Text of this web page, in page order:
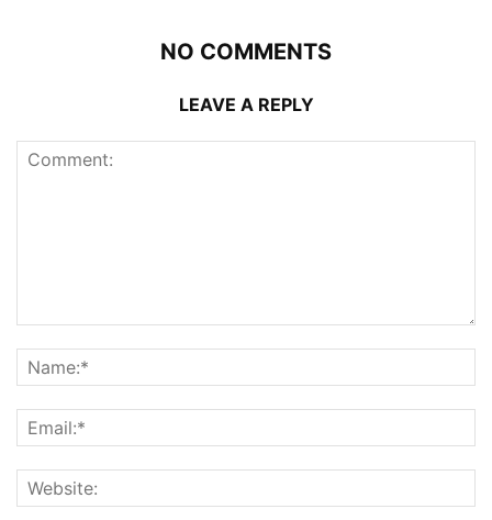
NO COMMENTS
LEAVE A REPLY